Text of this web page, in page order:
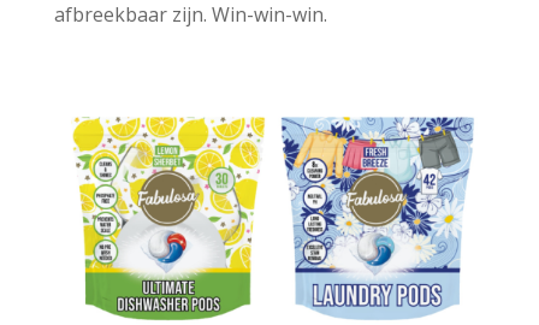
afbreekbaar zijn. Win-win-win.